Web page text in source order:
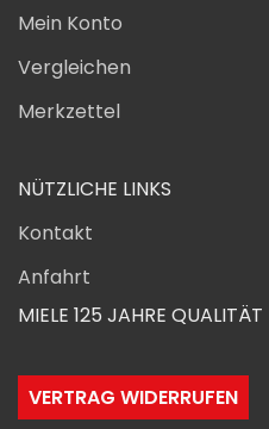
Mein Konto
Vergleichen
Merkzettel
NÜTZLICHE LINKS
Kontakt
Anfahrt
MIELE 125 JAHRE QUALITÄT
VERTRAG WIDERRUFEN